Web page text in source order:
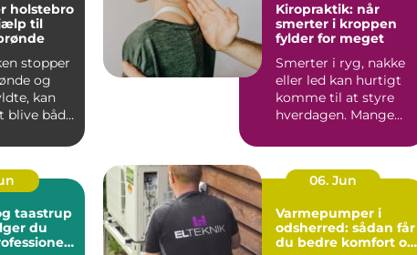
holstebro
til
stopper
og
kan
blive både
Kiropraktik: når
smerter i kroppen
fylder for meget
Smerter i ryg, nakke
eller led kan hurtigt
komme til at styre
hverdagen. Mange
taastrup
du
06. Jun
Varmepumper i
odsherred: sådan får
du bedre komfort og